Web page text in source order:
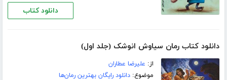
دانلود کتاب
دانلود کتاب رمان سیاوش انوشک (جلد اول)
از: علیرضا عطاران
موضوع:دانلود رایگان بهترین رمان‌ها